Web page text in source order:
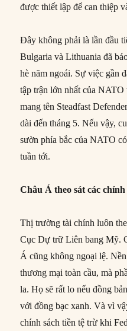
được thiết lập để can thiệp
Đây không phải là lần đầu
Bulgaria và Lithuania đã
hè năm ngoái. Sự việc gần
tập trận lớn nhất của NATO
mang tên Steadfast
dài đến tháng 5. Nếu vậy,
sườn phía bắc của NATO
tuần tới.
Châu Á theo sát các chính
Thị trường tài chính luôn
Cục Dự trữ Liên bang Mỹ.
Á cũng không ngoại lệ.
thương mại toàn cầu, mà
la. Họ sẽ rất lo nếu đồng
với đồng bạc xanh. Và vì
chính sách tiền tệ trừ khi